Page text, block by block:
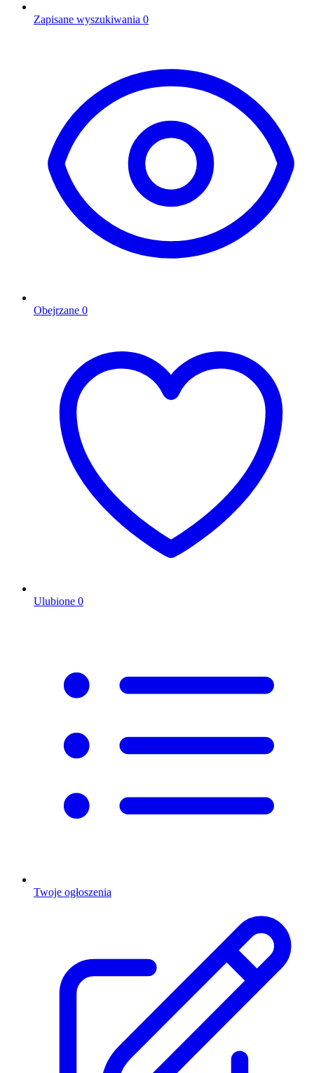
Zapisane wyszukiwania 0
Obejrzane 0
Ulubione 0
Twoje ogłoszenia